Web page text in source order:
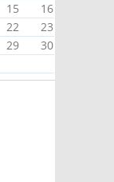
15
16
22
23
29
30